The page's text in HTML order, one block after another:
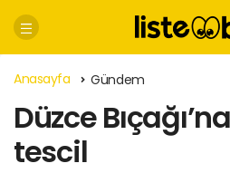
Anasayfa Gündem
Düzce
tescil